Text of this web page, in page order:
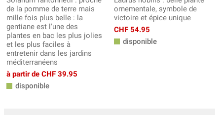
de la pomme de terre mais
mille fois plus belle : la
gentiane est l'une des
plantes en bac les plus jolies
et les plus faciles à
entretenir dans les jardins
méditerranéens
à partir de CHF 39.95
disponible
ornementale, symbole de
victoire et épice unique
CHF 54.95
disponible